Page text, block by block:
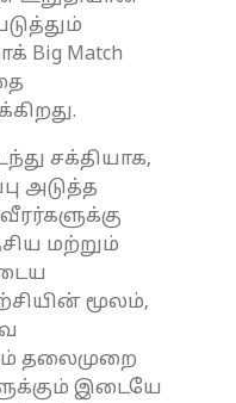
Big Match
சக்தியாக,
அடுத்த
மற்றும்
மூலம்,
தலைமுறை
இடையே